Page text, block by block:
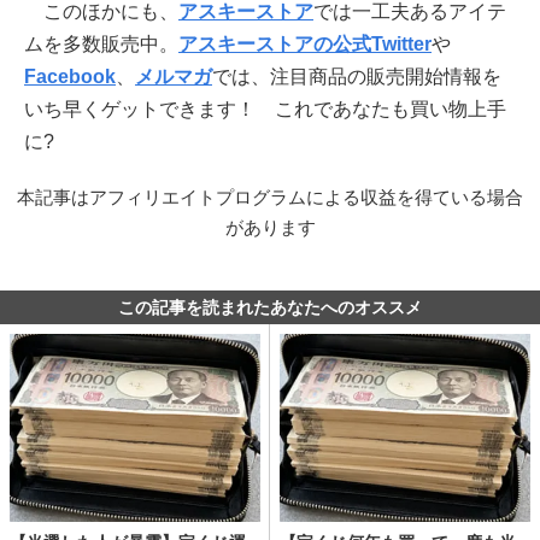
このほかにも、 アスキーストアでは一工夫あるアイテ
ムを多数販売中。 アスキーストアの公式Twitterや
Facebook、 メルマガでは、注目商品の販売開始情報を
いち早くゲットできます！ これであなたも買い物上手
に?
本記事はアフィリエイトプログラムによる収益を得ている場合
があります
この記事を読まれたあなたへのオススメ